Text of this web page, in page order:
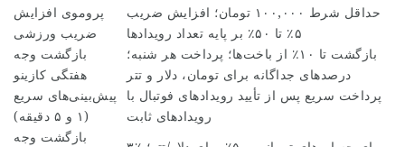
پروموی افزایش
ضریب ورزشی
حداقل شرط ۱۰۰,۰۰۰ تومان؛ افزایش ضریب
۵٪ تا ۵۰٪ بر پایه تعداد رویدادها
بازگشت وجه
هفتگی کازینو
بازگشت تا ۱۰٪ از باخت‌ها؛ پرداخت هر شنبه؛
درصدهای جداگانه برای تومان، دلار و تتر
پیش‌بینی‌های سریع
(۱ و ۵ دقیقه)
پرداخت سریع پس از تأیید رویدادهای فوتبال با
رویدادهای ثابت
بازگشت وجه